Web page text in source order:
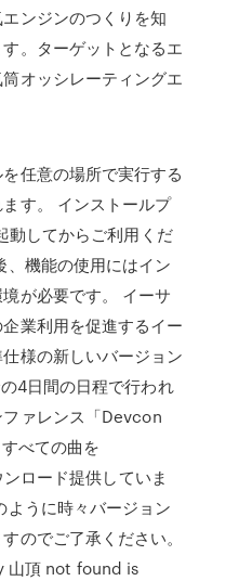
ンジンのつくりを知
。ターゲットとなるエ
オッシレーティングエ
任意の場所で実行する
す。 インストールプ
動してからご利用くだ
、機能の使用にはイン
が必要です。 イーサ
業利用を促進するイー
様の新しいバージョン
4日間の日程で行われ
ァレンス「Devcon
べての曲を
ロード提供していま
うに時々バージョン
のでご了承ください。
山頂 not found is